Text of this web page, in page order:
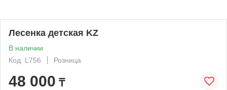
Лесенка детская KZ
В наличии
Код: L756
Розница
48 000 ₸